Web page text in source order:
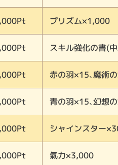
プリズム×1,000
スキル強化の書(
赤の羽×15、魔術
青の羽×15、幻想
シャインスター
氣力×3,000